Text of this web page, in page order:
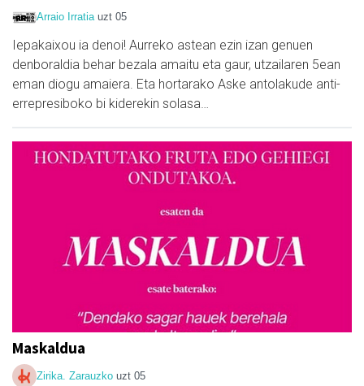
Arraio Irratia uzt 05
Iepakaixou ia denoi! Aurreko astean ezin izan genuen
denboraldia behar bezala amaitu eta gaur, utzailaren 5ean
eman diogu amaiera. Eta hortarako Aske antolakude anti-
errepresiboko bi kiderekin solasa…
Maskaldua
Zirika. Zarauzko uzt 05